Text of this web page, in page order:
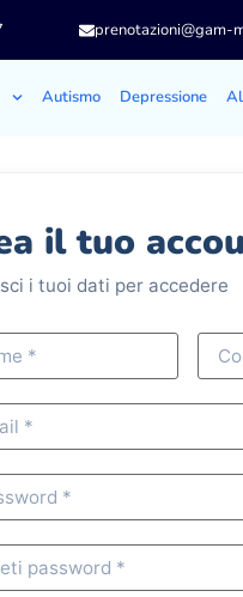
prenotazioni@gam-
Autismo Depressione
il tuo
i tuoi dati per accedere